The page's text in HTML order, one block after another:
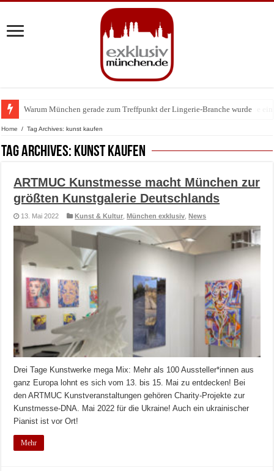
Warum München gerade zum Treffpunkt der Lingerie-Branche wurde
BMW Art Cars in München: Warum die rollenden Kunstwerke bis heute
Home / Tag Archives: kunst kaufen
Tag Archives: kunst kaufen
ARTMUC Kunstmesse macht München zur
größten Kunstgalerie Deutschlands
13. Mai 2022 Kunst & Kultur ,München exklusiv ,News
Drei Tage Kunstwerke mega Mix: Mehr als 100 Aussteller*innen aus
ganz Europa lohnt es sich vom 13. bis 15. Mai zu entdecken! Bei
den ARTMUC Kunstveranstaltungen gehören Charity-Projekte zur
Kunstmesse-DNA. Mai 2022 für die Ukraine! Auch ein ukrainischer
Pianist ist vor Ort!
Mehr